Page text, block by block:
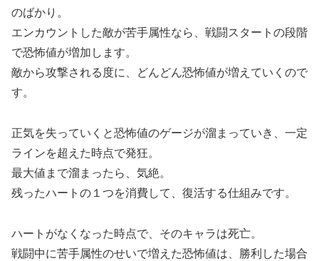
のばかり。
エンカウントした敵が苦手属性なら、戦闘スタートの段階
で恐怖値が増加します。
敵から攻撃される度に、どんどん恐怖値が増えていくので
す。
正気を失っていくと恐怖値のゲージが溜まっていき、一定
ラインを超えた時点で発狂。
最大値まで溜まったら、気絶。
残ったハートの１つを消費して、復活する仕組みです。
ハートがなくなった時点で、そのキャラは死亡。
戦闘中に苦手属性のせいで増えた恐怖値は、勝利した場合